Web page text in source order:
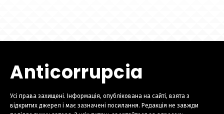
Anticorrupcia
Усі права захищені. Інформація, опублікована на сайті, взята з
відкритих джерел і має зазначені посилання. Редакція не завжди